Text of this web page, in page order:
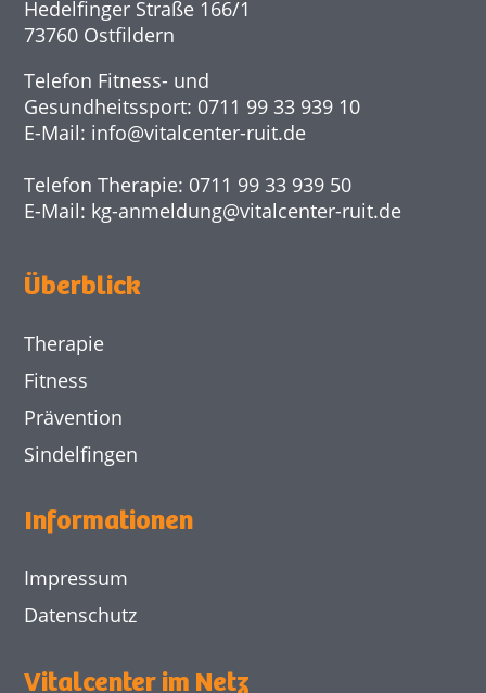
Hedelfinger Straße 166/1
73760 Ostfildern
Telefon Fitness- und
Gesundheitssport: 0711 99 33 939 10
E-Mail: info@vitalcenter-ruit.de
Telefon Therapie: 0711 99 33 939 50
E-Mail: kg-anmeldung@vitalcenter-ruit.de
Überblick
Therapie
Fitness
Prävention
Sindelfingen
Informationen
Impressum
Datenschutz
Vitalcenter im Netz